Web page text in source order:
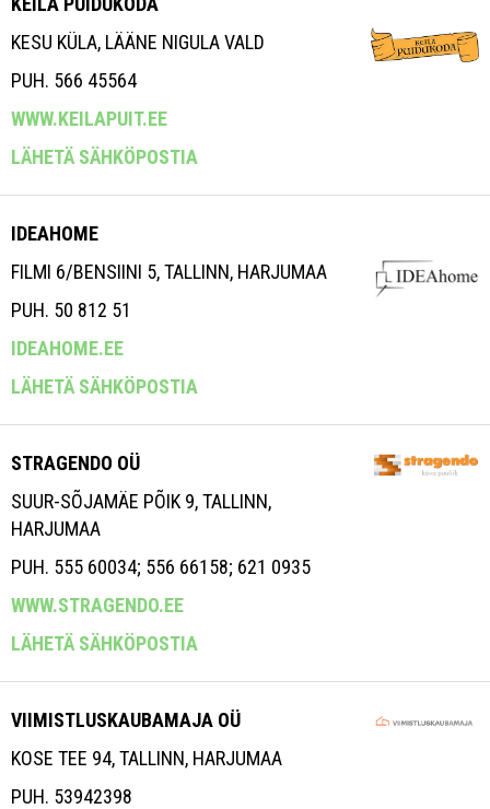
KESU KÜLA, LÄÄNE NIGULA VALD
PUH. 566 45564
WWW.KEILAPUIT.EE
LÄHETÄ SÄHKÖPOSTIA
IDEAHOME
FILMI 6/BENSIINI 5, TALLINN, HARJUMAA
PUH. 50 812 51
IDEAHOME.EE
LÄHETÄ SÄHKÖPOSTIA
STRAGENDO OÜ
SUUR-SÕJAMÄE PÕIK 9, TALLINN,
HARJUMAA
PUH. 555 60034; 556 66158; 621 0935
WWW.STRAGENDO.EE
LÄHETÄ SÄHKÖPOSTIA
VIIMISTLUSKAUBAMAJA OÜ
KOSE TEE 94, TALLINN, HARJUMAA
PUH. 53942398